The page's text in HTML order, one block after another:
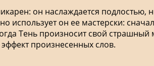
он наслаждается подлостью,
использует он ее мастерски:
Тень произносит свой
произнесенных слов.